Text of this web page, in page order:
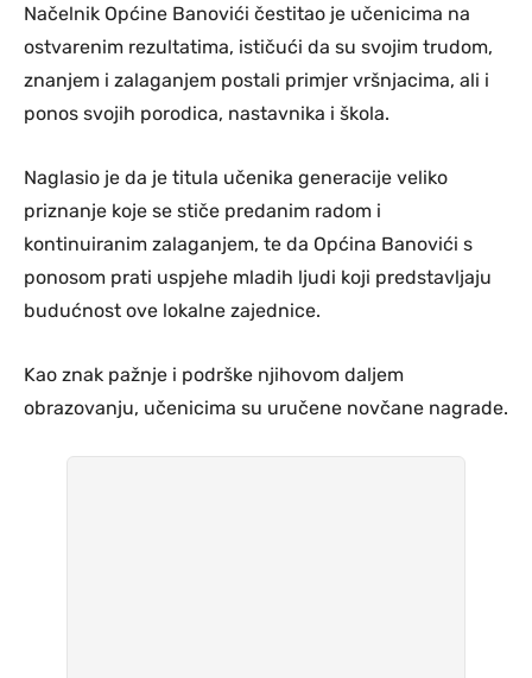
Načelnik Općine Banovići čestitao je učenicima na
ostvarenim rezultatima, ističući da su svojim trudom,
znanjem i zalaganjem postali primjer vršnjacima, ali i
ponos svojih porodica, nastavnika i škola.
Naglasio je da je titula učenika generacije veliko
priznanje koje se stiče predanim radom i
kontinuiranim zalaganjem, te da Općina Banovići s
ponosom prati uspjehe mladih ljudi koji predstavljaju
budućnost ove lokalne zajednice.
Kao znak pažnje i podrške njihovom daljem
obrazovanju, učenicima su uručene novčane nagrade.